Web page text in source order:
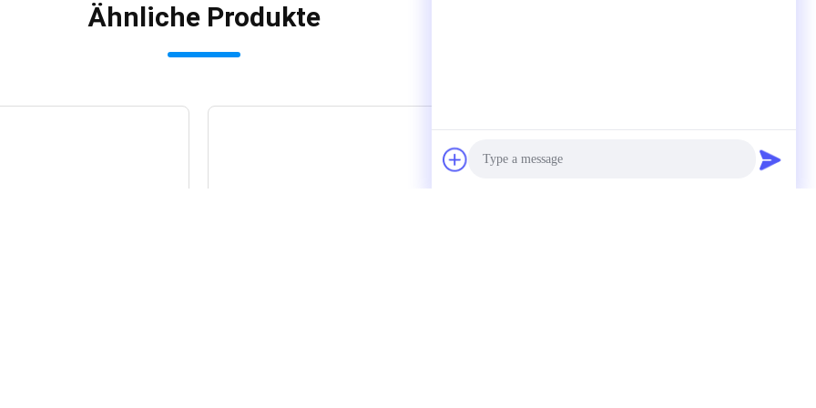
Ähnliche Produkte